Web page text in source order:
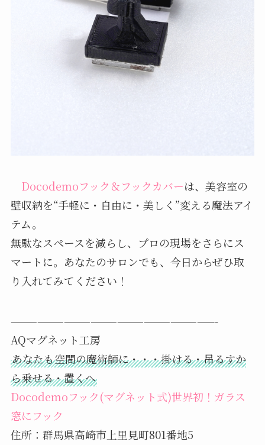
Docodemoフック＆フックカバーは、美容室の
壁収納を“手軽に・自由に・美しく”変える魔法アイ
テム。
無駄なスペースを減らし、プロの現場をさらにス
マートに。あなたのサロンでも、今日からぜひ取
り入れてみてください！
———————————————————————-
AQマグネット工房
あなたも空間の魔術師に・・・掛ける・吊るすか
ら乗せる・置くへ
Docodemoフック(マグネット式)世界初！ガラス
窓にフック
住所：群馬県高崎市上里見町801番地5